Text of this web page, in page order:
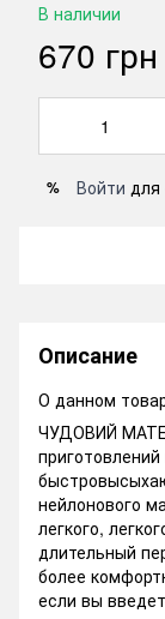
В наличии
670 грн
% Войти для
Описание
О данном
ЧУДОВИЙ
нейлонового
легкого,
длительный
более
если вы